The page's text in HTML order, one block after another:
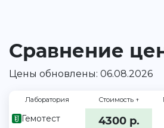
Сравнение
Цены обновлены: 06.08.2026
Лаборатория Стоимость ↑
Гемотест 4300 р.